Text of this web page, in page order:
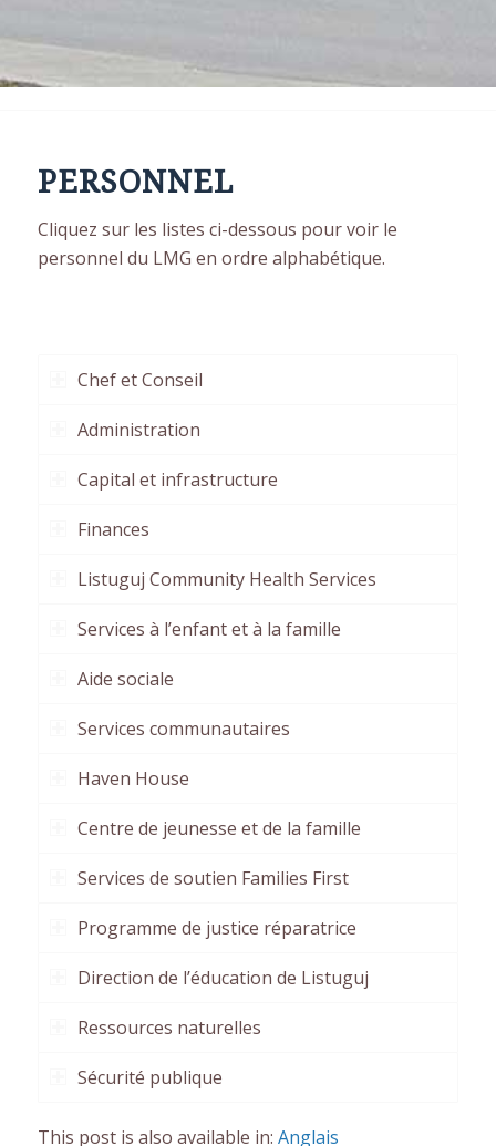
PERSONNEL
Cliquez sur les listes ci-dessous pour voir le
personnel du LMG en ordre alphabétique.
Chef et Conseil
Administration
Capital et infrastructure
Finances
Listuguj Community Health Services
Services à l’enfant et à la famille
Aide sociale
Services communautaires
Haven House
Centre de jeunesse et de la famille
Services de soutien Families First
Programme de justice réparatrice
Direction de l’éducation de Listuguj
Ressources naturelles
Sécurité publique
This post is also available in: Anglais